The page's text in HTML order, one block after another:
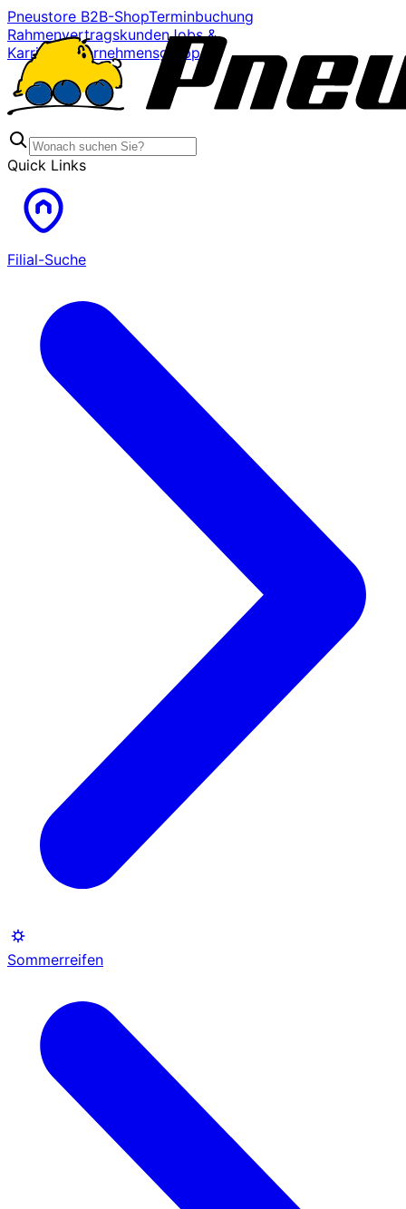
Pneustore B2B-ShopTerminbuchung
RahmenvertragskundenJobs &
Karriere
Unternehmensgruppe
Quick Links
Filial-Suche
Sommerreifen